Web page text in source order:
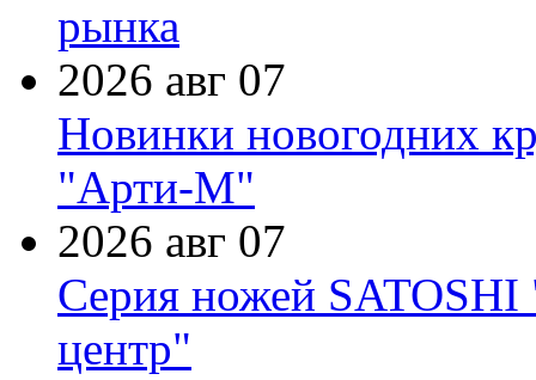
рынка
2026 авг 07
Новинки новогодних
"Арти-М"
2026 авг 07
Серия ножей
центр"